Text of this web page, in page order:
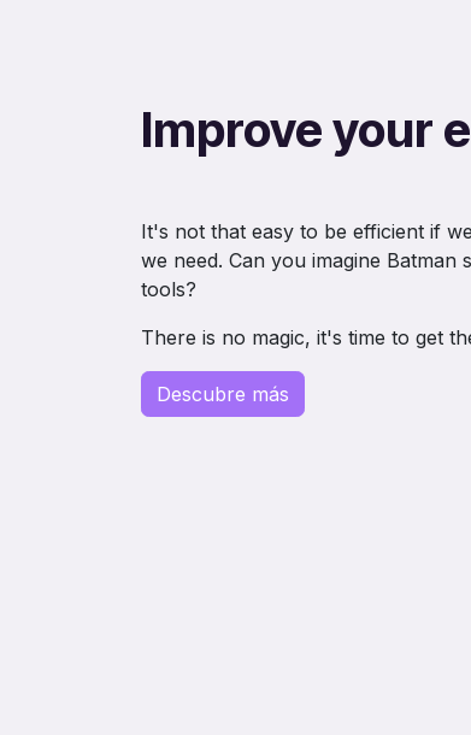
Improve your
It's not that easy to be efficient if
we need. Can you imagine Batman
tools?
There is no magic, it's time to get
Descubre más